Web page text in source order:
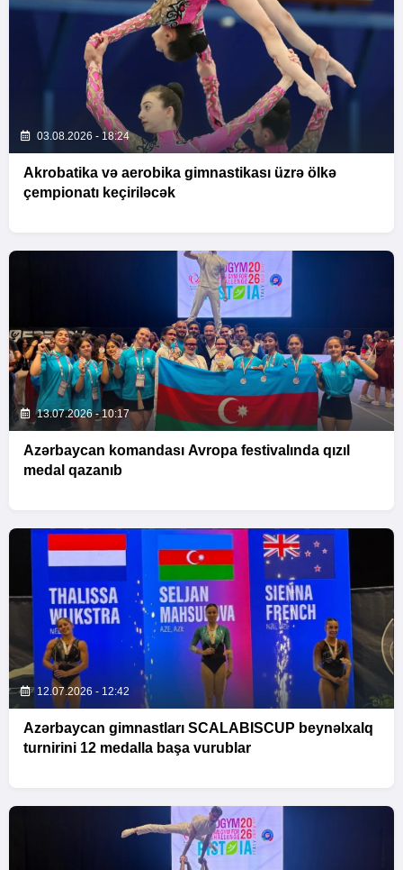
03.08.2026 - 18:24
Akrobatika və aerobika gimnastikası üzrə ölkə
çempionatı keçiriləcək
13.07.2026 - 10:17
Azərbaycan komandası Avropa festivalında qızıl
medal qazanıb
12.07.2026 - 12:42
Azərbaycan gimnastları SCALABISCUP beynəlxalq
turnirini 12 medalla başa vurublar